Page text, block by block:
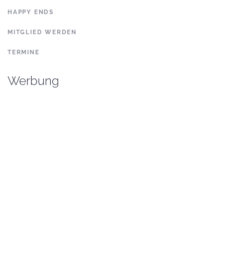
HAPPY ENDS
MITGLIED WERDEN
TERMINE
Werbung